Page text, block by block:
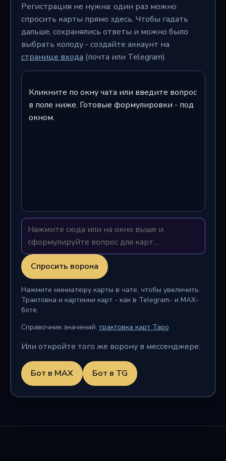
Регистрация не нужна: один раз можно
спросить карты прямо здесь. Чтобы гадать
дальше, сохранялись ответы и можно было
выбрать колоду - создайте аккаунт на
странице входа (почта или Telegram).
Кликните по окну чата или введите вопрос
в поле ниже. Готовые формулировки - под
окном.
Спросить ворона
Нажмите миниатюру карты в чате, чтобы увеличить.
Трактовка и картинки карт - как в Telegram- и MAX-
боте.
Справочник значений: трактовка карт Таро
Или откройте того же ворону в мессенджере:
Бот в MAX Бот в TG